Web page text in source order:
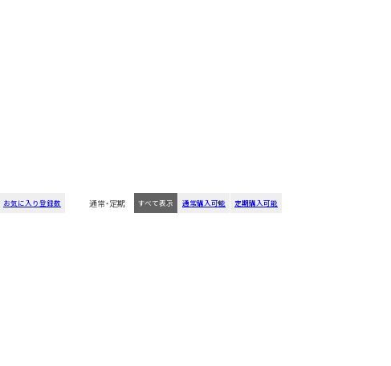
お気に入り登録数 通常・定期 すべて表示 通常購入可能 定期購入可能